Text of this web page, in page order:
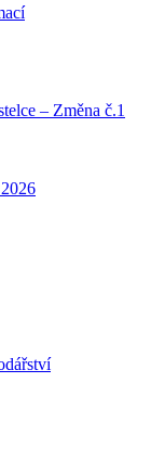
– Změna č.1